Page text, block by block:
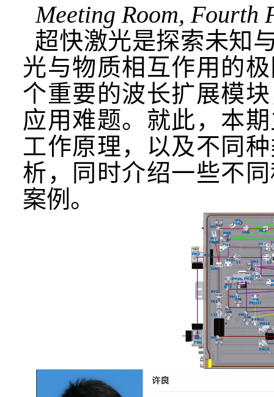
Meeting Room,
超快激光是探索未知
光与物质相互作用的
个重要的波长扩展模
应用难题。就此，本
工作原理，以及不同
析，同时介绍一些不
案例。